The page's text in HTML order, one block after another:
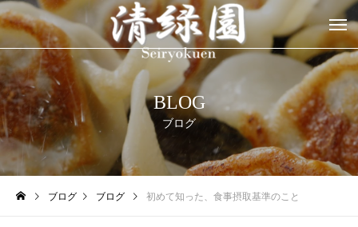
BLOG
ブログ
ブログ ブログ 初めて知った、食事摂取基準のこと